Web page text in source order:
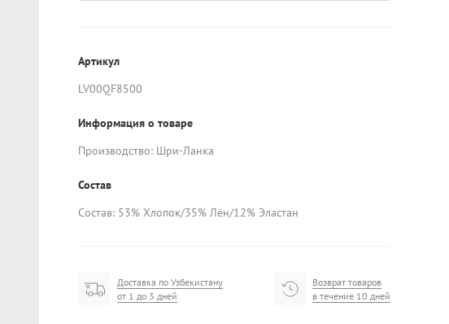
Артикул
LV00QF8500
Информация о товаре
Производство: Шри-Ланка
Состав
Состав: 53% Хлопок/35% Лён/12% Эластан
Доставка по Узбекистану
от 1 до 3 дней
Возврат товаров
в течение 10 дней